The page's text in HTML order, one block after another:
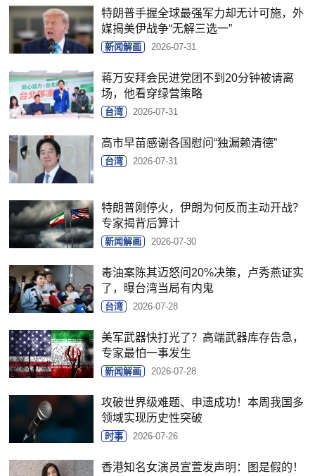
特朗普手握全球最强军力却无计可施，外
媒揭美伊战争“无解三选一”
新闻解画 2026-07-31
蒋万安拜会民进党团不到20分钟被请离
场，他看穿绿营策略
台湾 2026-07-31
高市早苗感谢各国慰问“独漏赖清德”
台湾 2026-07-31
特朗普刚停火，伊朗为何反而主动开战？
专家揭背后算计
新闻解画 2026-07-30
毒油案陈其迈怒问20%决策，卢秀燕证实
了，曝台湾当局有内鬼
台湾 2026-07-28
美军武器快打光了？高端武器库存告急，
专家最怕一事发生
新闻解画 2026-07-28
攻破世界级难题、申遗成功！本周我国多
领域实现历史性突破
时事 2026-07-26
香港知名女演员宣萱发声明：图是假的！